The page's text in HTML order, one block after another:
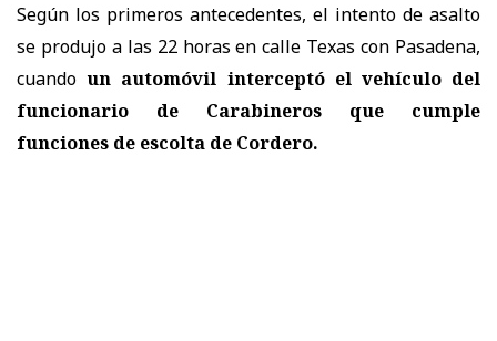
Según los primeros antecedentes, el intento de asalto
se produjo a las 22 horas en calle Texas con Pasadena,
cuandoun automóvil interceptó el vehículo del
funcionario de Carabineros
que cumple
funciones de escolta de Cordero.